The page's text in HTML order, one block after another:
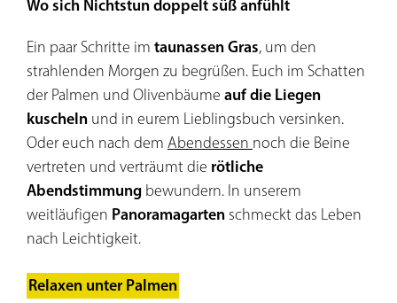
Wo sich Nichtstun doppelt süß anfühlt
Ein paar Schritte im taunassen Gras, um den
strahlenden Morgen zu begrüßen. Euch im Schatten
der Palmen und Olivenbäume auf die Liegen
kuscheln und in eurem Lieblingsbuch versinken.
Oder euch nach dem Abendessen noch die Beine
vertreten und verträumt die rötliche
Abendstimmung bewundern. In unserem
weitläufigen Panoramagarten schmeckt das Leben
nach Leichtigkeit.
Relaxen unter Palmen